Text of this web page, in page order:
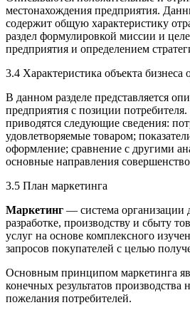
местонахождения предприятия.
содержит общую характеристику
раздел формулировкой миссии и
предприятия и определением
3.4 Характеристика объекта бизнеса
В данном разделе представляется
предприятия с позиции
приводятся следующие сведения:
удовлетворяемые товаром;
оформление; сравнение с другими
основные направления
3.5 План маркетинга
Маркетинг — система организации
разработке, производству и сбыту
услуг на основе комплексного
запросов покупателей с целью
Основным принципом маркетинга
конечных результатов производства
пожелания потребителей.